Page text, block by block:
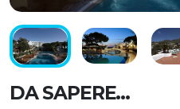
DA SAPERE...